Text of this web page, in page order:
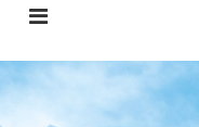
Navegación
palanca